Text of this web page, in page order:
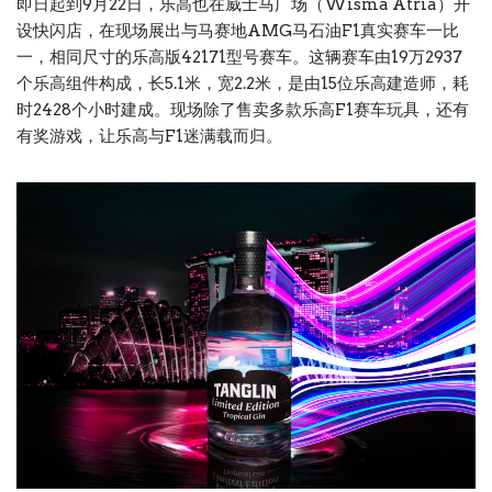
即日起到9月22日，乐高也在威士马广场（Wisma Atria）开
设快闪店，在现场展出与马赛地AMG马石油F1真实赛车一比
一，相同尺寸的乐高版42171型号赛车。这辆赛车由19万2937
个乐高组件构成，长5.1米，宽2.2米，是由15位乐高建造师，耗
时2428个小时建成。现场除了售卖多款乐高F1赛车玩具，还有
有奖游戏，让乐高与F1迷满载而归。